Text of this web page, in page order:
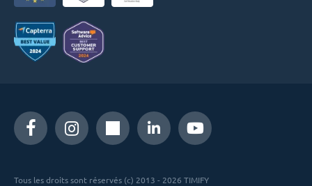
Tous les droits sont réservés (c) 2013 - 2026 TIMIFY